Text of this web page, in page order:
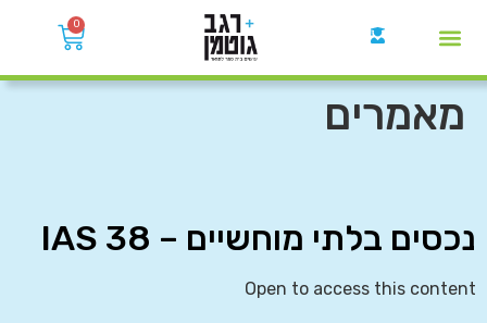
0
מאמרים
נכסים בלתי מוחשיים – IAS 38
Open to access this content